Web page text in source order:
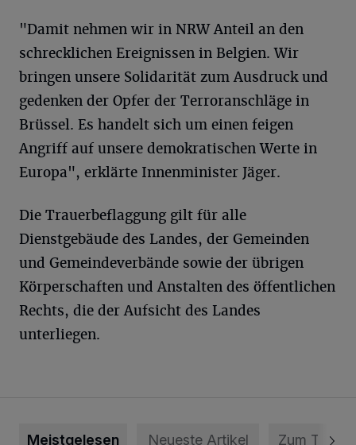
"Damit nehmen wir in NRW Anteil an den
schrecklichen Ereignissen in Belgien. Wir
bringen unsere Solidarität zum Ausdruck und
gedenken der Opfer der Terroranschläge in
Brüssel. Es handelt sich um einen feigen
Angriff auf unsere demokratischen Werte in
Europa", erklärte Innenminister Jäger.
Die Trauerbeflaggung gilt für alle
Dienstgebäude des Landes, der Gemeinden
und Gemeindeverbände sowie der übrigen
Körperschaften und Anstalten des öffentlichen
Rechts, die der Aufsicht des Landes
unterliegen.
Meistgelesen Neueste Artikel Zum Thema